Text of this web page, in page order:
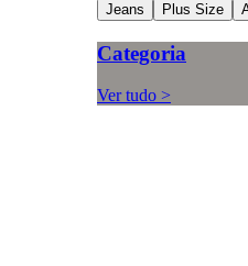
Jeans
Plus Size
Categoria
Ver tudo >